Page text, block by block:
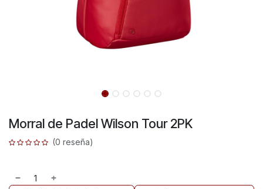
Morral de Padel Wilson Tour 2PK
(0 reseña)